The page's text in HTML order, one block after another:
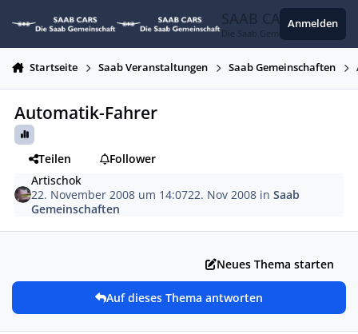
SAAB CARS
Die Saab Gemeinschaft
Anmelden
Startseite Saab Veranstaltungen Saab Gemeinschaften
Automatik-Fahrer
Teilen
Follower
Artischok
22. November 2008 um 14:0722. Nov 2008 inSaab
Gemeinschaften
Neues Thema starten
Auf dieses Thema antworten